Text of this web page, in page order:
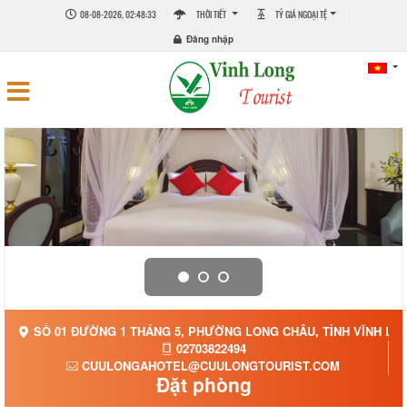
08-08-2026, 02:48:33 THỜI TIẾT TỶ GIÁ NGOẠI TỆ
Đăng nhập
SỐ 01 ĐƯỜNG 1 THÁNG 5, PHƯỜNG LONG CHÂU, TỈNH VĨNH
02703822494
CUULONGAHOTEL@CUULONGTOURIST.COM
Đặt phòng